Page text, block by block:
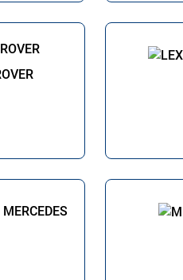
MERCEDES